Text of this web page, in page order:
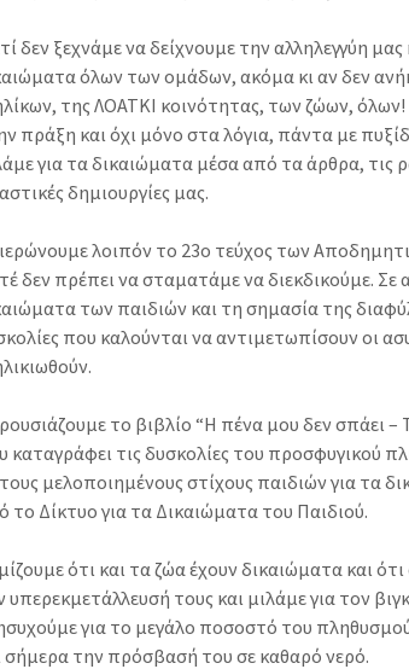
δεν ξεχνάμε να δείχνουμε την αλληλεγγύη
όλων των ομάδων, ακόμα κι αν δεν
της ΛΟΑΤΚΙ κοινότητας, των ζώων,
πράξη και όχι μόνο στα λόγια, πάντα με
για τα δικαιώματα μέσα από τα άρθρα, τις
δημιουργίες μας.
λοιπόν το 23ο τεύχος των
δεν πρέπει να σταματάμε να διεκδικούμε. Σε
των παιδιών και τη σημασία της
που καλούνται να αντιμετωπίσουν οι
το βιβλίο “Η πένα μου δεν σπάει –
καταγράφει τις δυσκολίες του προσφυγικού
μελοποιημένους στίχους παιδιών για τα
το Δίκτυο για τα Δικαιώματα του Παιδιού.
ότι και τα ζώα έχουν δικαιώματα και
υπερεκμετάλλευσή τους και μιλάμε για τον
για το μεγάλο ποσοστό του
σήμερα την πρόσβασή του σε καθαρό νερό.